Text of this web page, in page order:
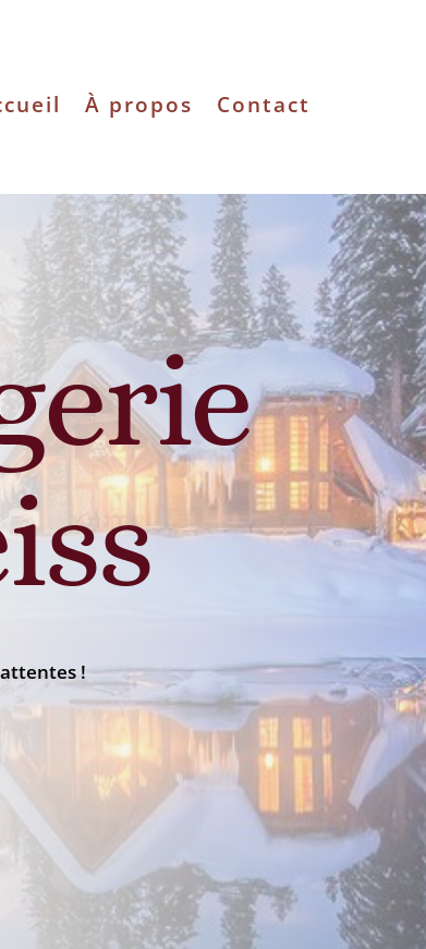
À propos Contact
!